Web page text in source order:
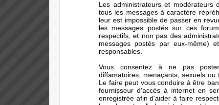
Les administrateurs et
tous les messages à caractère
leur est impossible de passer en
les messages postés sur ces
respectifs, et non pas des
messages postés par eux-même)
responsables.
Vous consentez à ne pas
diffamatoires, menaçants, sexuels
Le faire peut vous conduire à être
fournisseur d'accès à internet en
enregistrée afin d'aider à faire